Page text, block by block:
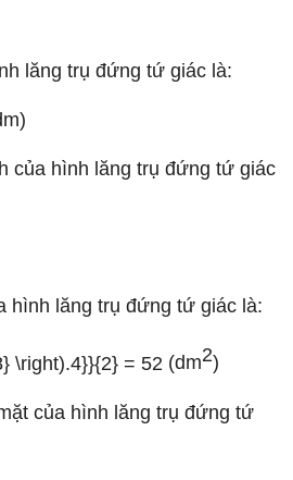
lăng trụ đứng tứ giác là:
của hình lăng trụ đứng tứ giác
hình lăng trụ đứng tứ giác là:
(dm2)
của hình lăng trụ đứng tứ